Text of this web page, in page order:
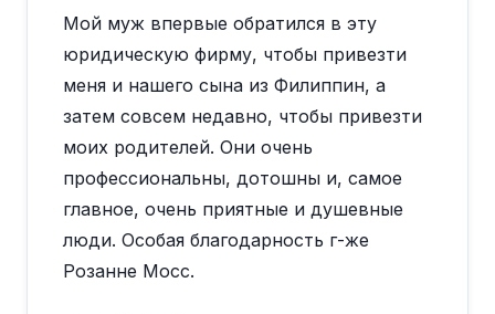
Мой муж впервые обратился в эту
юридическую фирму, чтобы привезти
меня и нашего сына из Филиппин, а
затем совсем недавно, чтобы привезти
моих родителей. Они очень
профессиональны, дотошны и, самое
главное, очень приятные и душевные
люди. Особая благодарность г-же
Розанне Мосс.